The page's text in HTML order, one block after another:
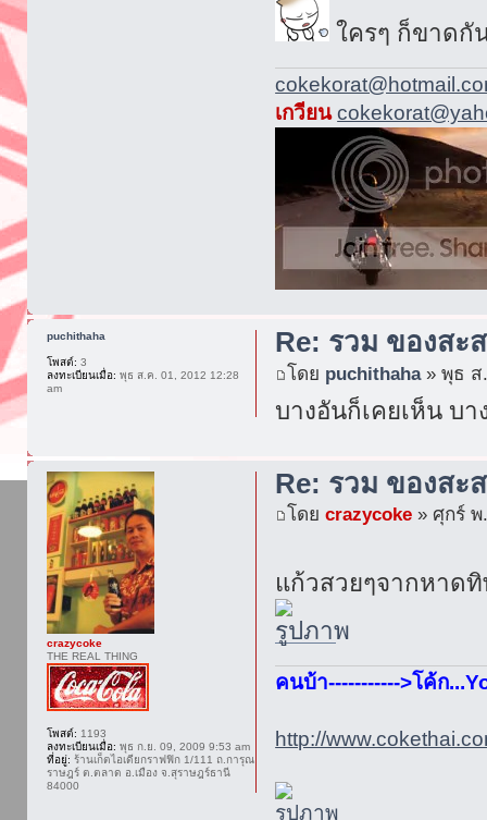
ใครๆ ก็ขาด
เกวียน
Re: รวม ของสะ
โดย puchithaha» พุธ ส.
บางอันก็เคยเห็น บ
puchithaha
โพสต์: 3
ลงทะเบียนเมื่อ: พุธ ส.ค. 01, 2012 12:28
am
Re: รวม ของสะ
โดยcrazycoke » ศุกร์ พ
แก้วสวยๆจากหาด
คนบ้า----------->โค้ก
http://
crazycoke
THE REAL THING
โพสต์: 1193
ลงทะเบียนเมื่อ: พุธ ก.ย. 09, 2009 9:53 am
ที่อยู่: ร้านเก็ตไอเดียกราฟฟิก 1/111 ถ.การุณ
ราษฎร์ ต.ตลาด อ.เมือง จ.สุราษฎร์ธานี
84000